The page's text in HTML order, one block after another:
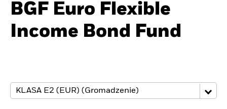
BGF Euro Flexible
Income Bond Fund